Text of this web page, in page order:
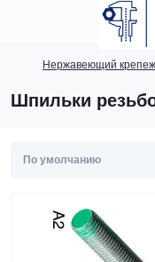
Нержавеющий крепеж
Шпильки